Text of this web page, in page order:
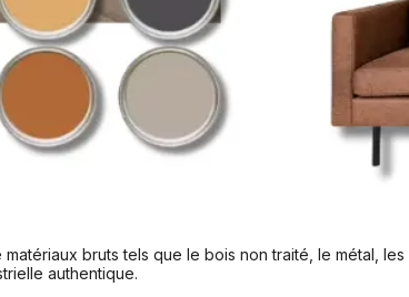
bruts tels que le bois non traité, le métal,
authentique.